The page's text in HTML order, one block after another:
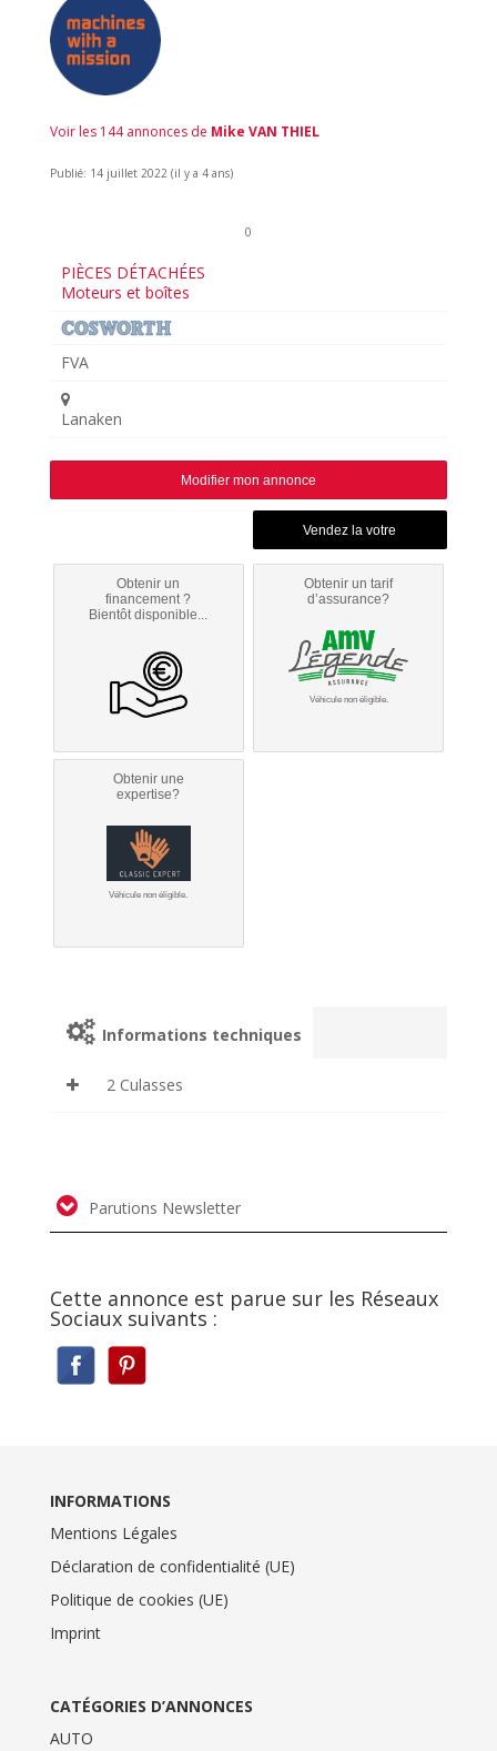
Voir les 144 annonces de Mike VAN THIEL
Publié: 14 juillet 2022 (il y a 4 ans)
0
PIÈCES DÉTACHÉES
Moteurs et boîtes
FVA
Lanaken
Modifier mon annonce
Obtenir un
financement ?
Bientôt disponible...
Obtenir un tarif
d’assurance?
Véhicule non éligible.
Obtenir une
expertise?
Véhicule non éligible.
Informations techniques
2 Culasses
Parutions Newsletter
Cette annonce est parue sur les Réseaux
Sociaux suivants :
INFORMATIONS
Mentions Légales
Déclaration de confidentialité (UE)
Politique de cookies (UE)
Imprint
CATÉGORIES D’ANNONCES
AUTO